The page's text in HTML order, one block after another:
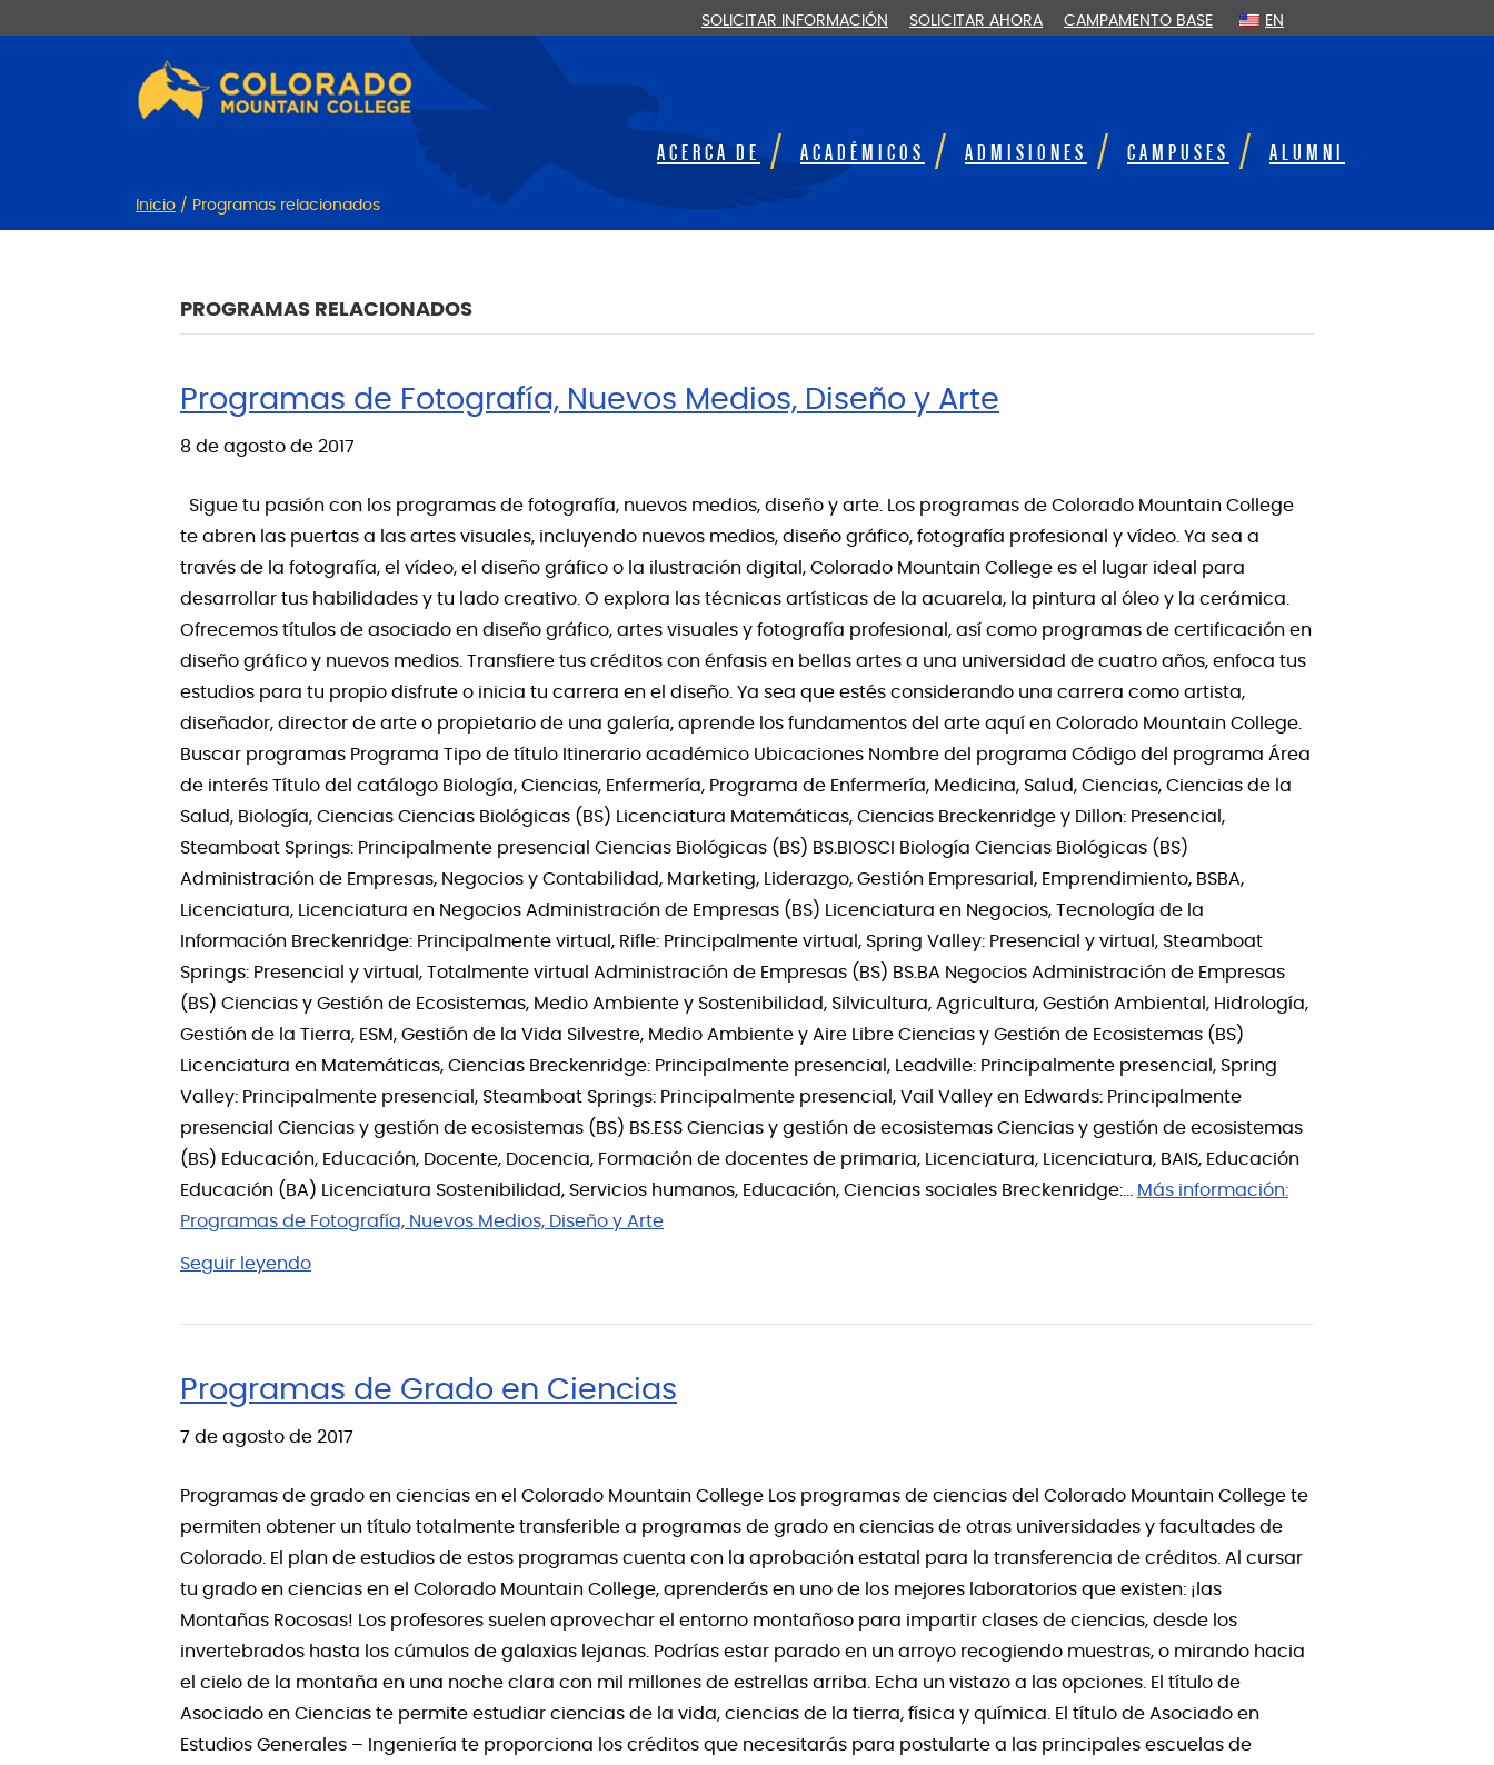
SOLICITAR INFORMACIÓN SOLICITAR AHORA CAMPAMENTO BASE EN
ACERCA DE ACADÉMICOS ADMISIONES CAMPUSES ALUMNI
Inicio / Programas relacionados
PROGRAMAS RELACIONADOS
Programas de Fotografía, Nuevos Medios, Diseño y Arte
8 de agosto de 2017
Sigue tu pasión con los programas de fotografía, nuevos medios, diseño y arte. Los programas de Colorado Mountain College
te abren las puertas a las artes visuales, incluyendo nuevos medios, diseño gráfico, fotografía profesional y vídeo. Ya sea a
través de la fotografía, el vídeo, el diseño gráfico o la ilustración digital, Colorado Mountain College es el lugar ideal para
desarrollar tus habilidades y tu lado creativo. O explora las técnicas artísticas de la acuarela, la pintura al óleo y la cerámica.
Ofrecemos títulos de asociado en diseño gráfico, artes visuales y fotografía profesional, así como programas de certificación en
diseño gráfico y nuevos medios. Transfiere tus créditos con énfasis en bellas artes a una universidad de cuatro años, enfoca tus
estudios para tu propio disfrute o inicia tu carrera en el diseño. Ya sea que estés considerando una carrera como artista,
diseñador, director de arte o propietario de una galería, aprende los fundamentos del arte aquí en Colorado Mountain College.
Buscar programas Programa Tipo de título Itinerario académico Ubicaciones Nombre del programa Código del programa Área
de interés Título del catálogo Biología, Ciencias, Enfermería, Programa de Enfermería, Medicina, Salud, Ciencias, Ciencias de la
Salud, Biología, Ciencias Ciencias Biológicas (BS) Licenciatura Matemáticas, Ciencias Breckenridge y Dillon: Presencial,
Steamboat Springs: Principalmente presencial Ciencias Biológicas (BS) BS.BIOSCI Biología Ciencias Biológicas (BS)
Administración de Empresas, Negocios y Contabilidad, Marketing, Liderazgo, Gestión Empresarial, Emprendimiento, BSBA,
Licenciatura, Licenciatura en Negocios Administración de Empresas (BS) Licenciatura en Negocios, Tecnología de la
Información Breckenridge: Principalmente virtual, Rifle: Principalmente virtual, Spring Valley: Presencial y virtual, Steamboat
Springs: Presencial y virtual, Totalmente virtual Administración de Empresas (BS) BS.BA Negocios Administración de Empresas
(BS) Ciencias y Gestión de Ecosistemas, Medio Ambiente y Sostenibilidad, Silvicultura, Agricultura, Gestión Ambiental, Hidrología,
Gestión de la Tierra, ESM, Gestión de la Vida Silvestre, Medio Ambiente y Aire Libre Ciencias y Gestión de Ecosistemas (BS)
Licenciatura en Matemáticas, Ciencias Breckenridge: Principalmente presencial, Leadville: Principalmente presencial, Spring
Valley: Principalmente presencial, Steamboat Springs: Principalmente presencial, Vail Valley en Edwards: Principalmente
presencial Ciencias y gestión de ecosistemas (BS) BS.ESS Ciencias y gestión de ecosistemas Ciencias y gestión de ecosistemas
(BS) Educación, Educación, Docente, Docencia, Formación de docentes de primaria, Licenciatura, Licenciatura, BAIS, Educación
Educación (BA) Licenciatura Sostenibilidad, Servicios humanos, Educación, Ciencias sociales Breckenridge:… Más información:
Programas de Fotografía, Nuevos Medios, Diseño y Arte
Seguir leyendo
Programas de Grado en Ciencias
7 de agosto de 2017
Programas de grado en ciencias en el Colorado Mountain College Los programas de ciencias del Colorado Mountain College te
permiten obtener un título totalmente transferible a programas de grado en ciencias de otras universidades y facultades de
Colorado. El plan de estudios de estos programas cuenta con la aprobación estatal para la transferencia de créditos. Al cursar
tu grado en ciencias en el Colorado Mountain College, aprenderás en uno de los mejores laboratorios que existen: ¡las
Montañas Rocosas! Los profesores suelen aprovechar el entorno montañoso para impartir clases de ciencias, desde los
invertebrados hasta los cúmulos de galaxias lejanas. Podrías estar parado en un arroyo recogiendo muestras, o mirando hacia
el cielo de la montaña en una noche clara con mil millones de estrellas arriba. Echa un vistazo a las opciones. El título de
Asociado en Ciencias te permite estudiar ciencias de la vida, ciencias de la tierra, física y química. El título de Asociado en
Estudios Generales – Ingeniería te proporciona los créditos que necesitarás para postularte a las principales escuelas de